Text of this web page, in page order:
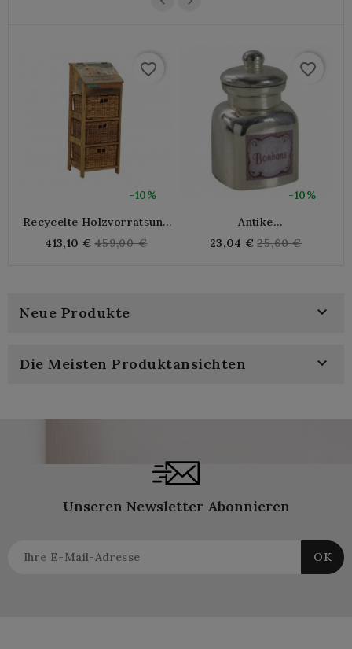
-10%
favorite_border
Recycelte Holzvorratsung
Praktische Pulletuläre
413,10 € Regular
459,00 €
-10%
favorite_border
Antike
Metall
23,04 € Regular
25,60 €
Neue Produkte 
Die Meisten Produktansichten 
Unseren Newsletter Abonnieren